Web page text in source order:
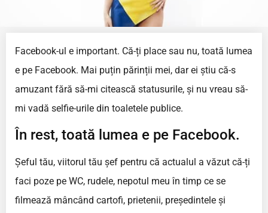
Facebook-ul e important. Că-ți place sau nu, toată lumea
e pe Facebook. Mai puțin părinții mei, dar ei știu că-s
amuzant fără să-mi citească statusurile, și nu vreau să-
mi vadă selfie-urile din toaletele publice.
În rest, toată lumea e pe Facebook.
Șeful tău, viitorul tău șef pentru că actualul a văzut că-ți
faci poze pe WC, rudele, nepotul meu în timp ce se
filmează mâncând cartofi, prietenii, președintele și